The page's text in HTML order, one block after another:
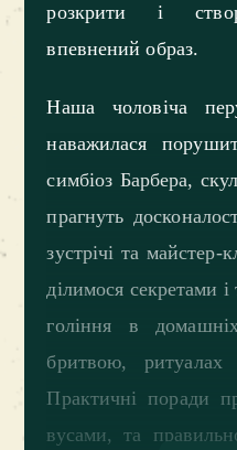
розкрити і
впевнений образ.
Наша чоловіча
наважилася
симбіоз Барбера,
прагнуть
зустрічі та майстер-
ділимося секретами
гоління в
бритвою, ритуалах
Практичні поради
вусами, та